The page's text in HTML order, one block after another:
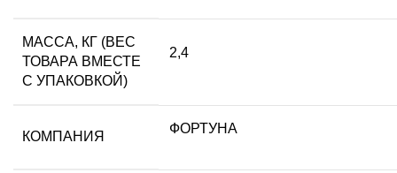
МАССА, КГ (ВЕС
ТОВАРА ВМЕСТЕ
С УПАКОВКОЙ)
2,4
КОМПАНИЯ
ФОРТУНА